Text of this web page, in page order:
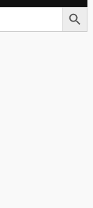
Search Button